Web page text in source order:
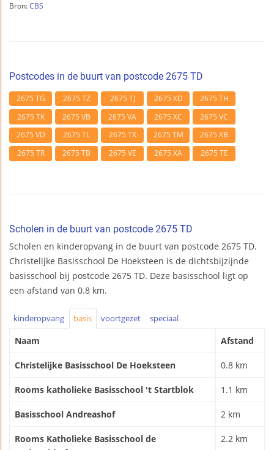
Bron: CBS
Postcodes in de buurt van postcode 2675 TD
2675 TG 2675 TZ 2675 TJ 2675 XD
2675 TH
2675 TK
2675 VB 2675 VA 2675 XC
2675 VC
2675 VD
2675 TL 2675 TX 2675 TM
2675 XB
2675 TR
2675 TB 2675 VE 2675 XA 2675 TE
Scholen in de buurt van postcode 2675 TD
Scholen en kinderopvang in de buurt van postcode 2675 TD.
Christelijke Basisschool De Hoeksteen is de dichtsbijzijnde
basisschool bij postcode 2675 TD. Deze basisschool ligt op
een afstand van 0.8 km.
kinderopvang basis voortgezet speciaal
Naam Afstand
Christelijke Basisschool De Hoeksteen 0.8 km
Rooms katholieke Basisschool 't Startblok 1.1 km
Basisschool Andreashof 2 km
Rooms Katholieke Basisschool de
2.2 km